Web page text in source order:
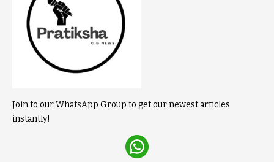
Join to our WhatsApp Group to get our newest articles
instantly!